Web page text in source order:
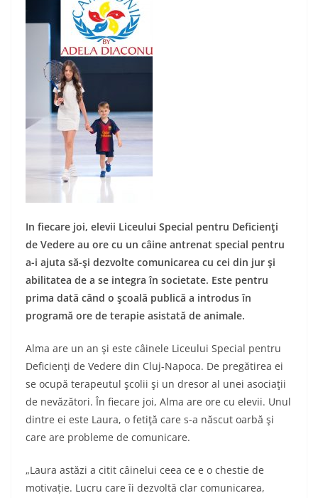
In fiecare joi, elevii Liceului Special pentru Deficienţi
de Vedere au ore cu un câine antrenat special pentru
a-i ajuta să-şi dezvolte comunicarea cu cei din jur şi
abilitatea de a se integra în societate. Este pentru
prima dată când o şcoală publică a introdus în
programă ore de terapie asistată de animale.
Alma are un an şi este câinele Liceului Special pentru
Deficienţi de Vedere din Cluj-Napoca. De pregătirea ei
se ocupă terapeutul şcolii şi un dresor al unei asociaţii
de nevăzători. În fiecare joi, Alma are ore cu elevii. Unul
dintre ei este Laura, o fetiţă care s-a născut oarbă şi
care are probleme de comunicare.
„Laura astăzi a citit câinelui ceea ce e o chestie de
motivație. Lucru care îi dezvoltă clar comunicarea,